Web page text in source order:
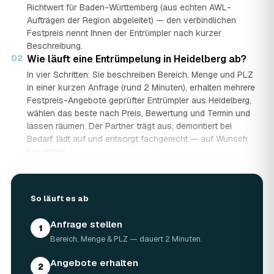
Richtwert für Baden-Württemberg (aus echten AWL-
Aufträgen der Region abgeleitet) — den verbindlichen
Festpreis nennt Ihnen der Entrümpler nach kurzer
Beschreibung.
02 Wie läuft eine Entrümpelung in Heidelberg ab?
In vier Schritten: Sie beschreiben Bereich, Menge und PLZ
in einer kurzen Anfrage (rund 2 Minuten), erhalten mehrere
Festpreis-Angebote geprüfter Entrümpler aus Heidelberg,
wählen das beste nach Preis, Bewertung und Termin und
lassen räumen. Der Partner trägt aus, demontiert bei
Bedarf, lädt auf und entsorgt fachgerecht — auf Wunsch
besenrein.
Raum ist oft an einem halben bis ganzen Tag geräumt,
ein bis zwei Tage dauern. Einen Termin gibt es häufig
schon innerhalb weniger Tage, bei akuten Fällen wie einer
Messie-Wohnung auch kurzfristig.
Welche Gegenstände werden bei der
Entrümpelung entsorgt?
So läuft es ab
1 Anfrage stellen
Bereich, Menge & PLZ — dauert 2 Minuten.
2 Angebote erhalten